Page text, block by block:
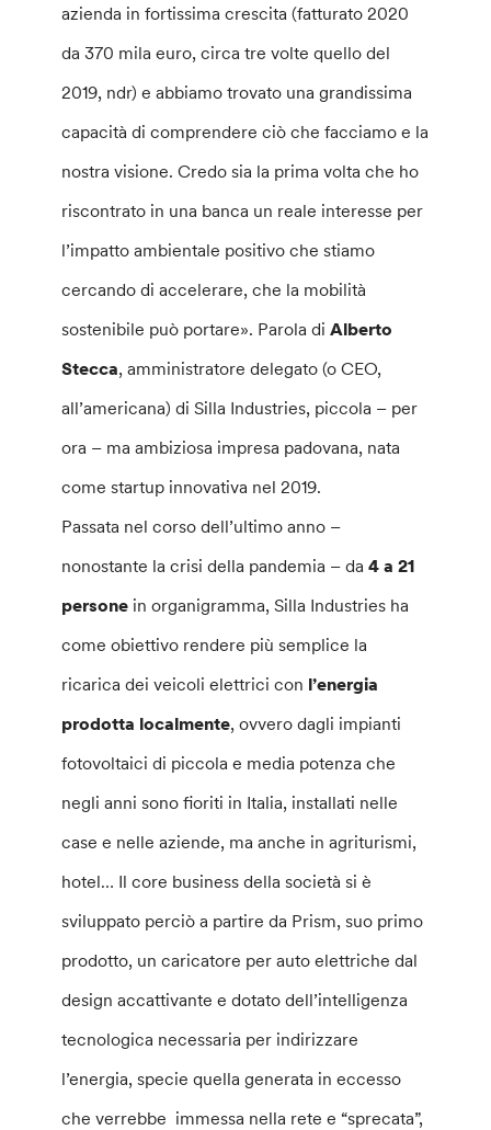
azienda in fortissima crescita (fatturato 2020
da 370 mila euro, circa tre volte quello del
2019, ndr) e abbiamo trovato una grandissima
capacità di comprendere ciò che facciamo e la
nostra visione. Credo sia la prima volta che ho
riscontrato in una banca un reale interesse per
l’impatto ambientale positivo che stiamo
cercando di accelerare, che la mobilità
sostenibile può portare». Parola diAlberto
Stecca, amministratore delegato (o CEO,
all’americana) di Silla Industries, piccola – per
ora – ma ambiziosa impresa padovana, nata
come startup innovativa nel 2019.
Passata nel corso dell’ultimo anno –
nonostante la crisi della pandemia – da4 a 21
persone in organigramma, Silla Industries ha
come obiettivo rendere più semplice la
ricarica dei veicoli elettrici con l’energia
prodotta localmente, ovvero dagli impianti
fotovoltaici di piccola e media potenza che
negli anni sono fioriti in Italia, installati nelle
case e nelle aziende, ma anche in agriturismi,
hotel… Il core business della società si è
sviluppato perciò a partire da Prism, suo primo
prodotto, un caricatore per auto elettriche dal
design accattivante e dotato dell’intelligenza
tecnologica necessaria per indirizzare
l’energia, specie quella generata in eccesso
che verrebbe immessa nella rete e “sprecata”,